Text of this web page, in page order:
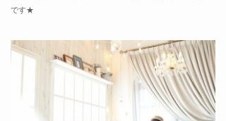
です★